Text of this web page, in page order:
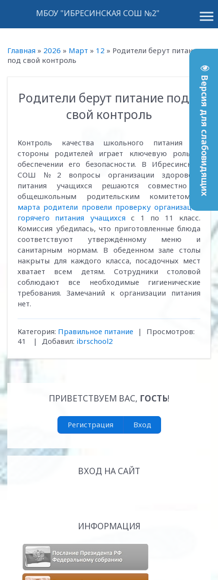
Версия для слабовидящих
menu
МБОУ "ИБРЕСИНСКАЯ СОШ №2"
Главная » 2026 » Март » 12 » Родители берут питание
под свой контроль
Родители берут питание под
свой контроль
Контроль качества школьного питания со
стороны родителей играет ключевую роль в
обеспечении его безопасности. В Ибресинской
СОШ №2 вопросы организации здорового
питания учащихся решаются совместно с
общешкольным родительским комитетом.
марта родители провели проверку организации
горячего питания учащихся с 1 по 11 класс.
Комиссия убедилась, что приготовленные блюда
соответствуют утверждённому меню и
санитарным нормам. В обеденном зале столы
накрыты для каждого класса, посадочных мест
хватает всем детям. Сотрудники столовой
соблюдают все необходимые гигиенические
требования. Замечаний к организации питания
нет.
Категория: Правильное питание | Просмотров:
41
| Добавил: ibrschool2
ПРИВЕТСТВУЕМ ВАС, ГОСТЬ!
Регистрация Вход
ВХОД НА САЙТ
ИНФОРМАЦИЯ